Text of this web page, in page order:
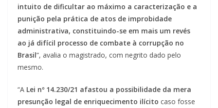
intuito de dificultar ao máximo a caracterização e a
punição pela prática de atos de improbidade
administrativa, constituindo-se em mais um revés
ao já difícil processo de combate à corrupção no
Brasil”, avalia o magistrado, com negrito dado pelo
mesmo.
“A Lei nº 14.230/21 afastou a possibilidade da mera
presunção legal de enriquecimento ilícito caso fosse